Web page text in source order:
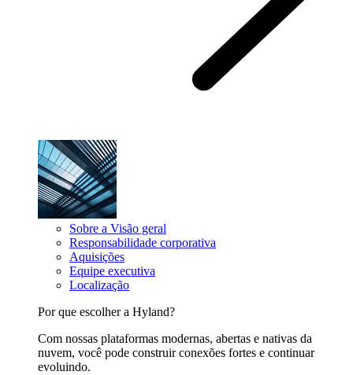
Sobre a Visão geral
Responsabilidade corporativa
Aquisições
Equipe executiva
Localização
Por que escolher a Hyland?
Com nossas plataformas modernas, abertas e nativas da
nuvem, você pode construir conexões fortes e continuar
evoluindo.